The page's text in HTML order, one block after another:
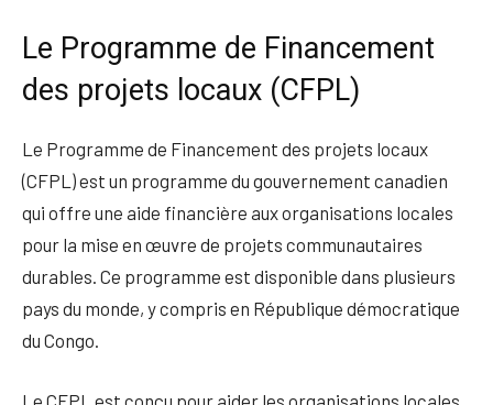
Le Programme de Financement
des projets locaux (CFPL)
Le Programme de Financement des projets locaux
(CFPL) est un programme du gouvernement canadien
qui offre une aide financière aux organisations locales
pour la mise en œuvre de projets communautaires
durables. Ce programme est disponible dans plusieurs
pays du monde, y compris en République démocratique
du Congo.